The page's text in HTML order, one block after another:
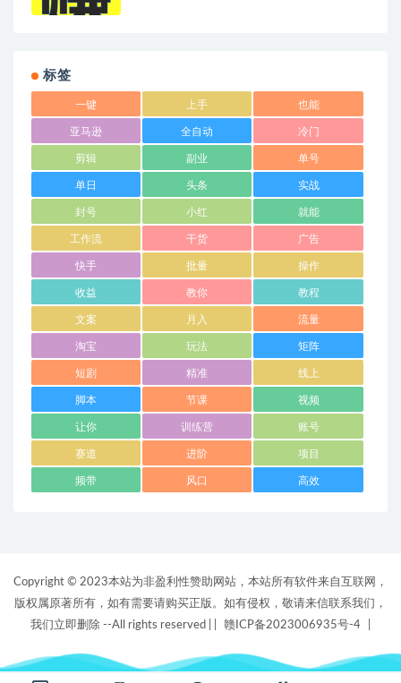
标签
一键 上手 也能
亚马逊 全自动 冷门
剪辑 副业 单号
单日 头条 实战
封号 小红 就能
工作流 干货 广告
快手 批量 操作
收益 教你 教程
文案 月入 流量
淘宝 玩法 矩阵
短剧 精准 线上
脚本 节课 视频
让你 训练营 账号
赛道 进阶 项目
频带 风口 高效
Copyright © 2023本站为非盈利性赞助网站，本站所有软件来自互联网，
版权属原著所有，如有需要请购买正版。如有侵权，敬请来信联系我们，
我们立即删除 --All rights reserved |
赣ICP备2023006935号-4